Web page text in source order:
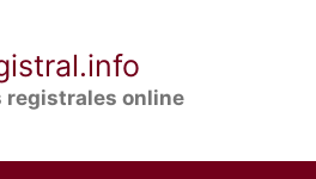
registrales online